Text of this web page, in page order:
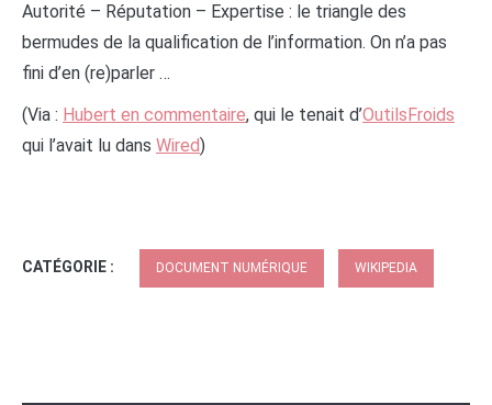
Autorité – Réputation – Expertise : le triangle des
bermudes de la qualification de l’information. On n’a pas
fini d’en (re)parler …
(Via : Hubert en commentaire, qui le tenait d’OutilsFroids
qui l’avait lu dans Wired)
CATÉGORIE : DOCUMENT NUMÉRIQUE WIKIPEDIA